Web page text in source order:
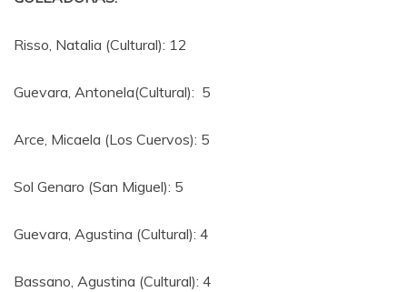
Risso, Natalia (Cultural): 12
Guevara, Antonela(Cultural): 5
Arce, Micaela (Los Cuervos): 5
Sol Genaro (San Miguel): 5
Guevara, Agustina (Cultural): 4
Bassano, Agustina (Cultural): 4